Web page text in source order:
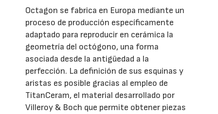
Octagon se fabrica en Europa mediante un
proceso de producción específicamente
adaptado para reproducir en cerámica la
geometría del octógono, una forma
asociada desde la antigüedad a la
perfección. La definición de sus esquinas y
aristas es posible gracias al empleo de
TitanCeram, el material desarrollado por
Villeroy & Boch que permite obtener piezas